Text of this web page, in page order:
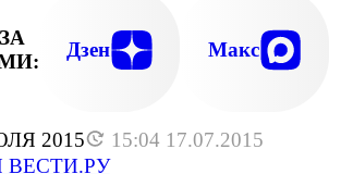
2015
15:04 17.07.2015
ВЕСТИ.РУ
Дзен Макс